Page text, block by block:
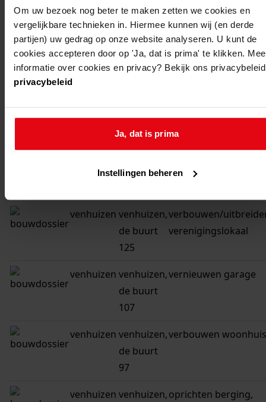
Om uw bezoek nog beter te maken zetten we cookies en
vergelijkbare technieken in. Hiermee kunnen wij (en derde
partijen) uw gedrag op onze website analyseren. U kunt de
cookies accepteren door op 'Ja, dat is prima' te klikken.
informatie over cookies en privacy? Bekijk ons privacybeleid
privacybeleid
Ja, dat is prima
Instellingen beheren
venhuizen venhuizen,
de buurt
46
verbouwen woonhuis
venhuizen venhuizen,veranderen
venhuizen,
venhuizenvenhuizen,verbouwen woonhuis
venhuizen venhuizen,
de buurt
125
verbouwen/
verenigingslokaal
venhuizen venhuizen,
de buurt
107
vernieuwen garage
venhuizen venhuizen,
de buurt
97
verbouwen woonhuis
venhuizen venhuizen,oprichten berging,